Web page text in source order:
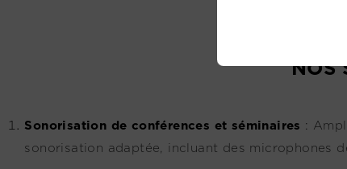
NOS
Sonorisation de conférences et séminaires :
sonorisation adaptée, incluant des microphones